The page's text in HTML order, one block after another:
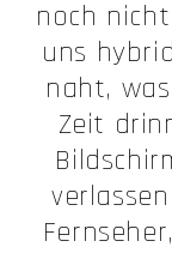
noch
uns
naht,
Zeit